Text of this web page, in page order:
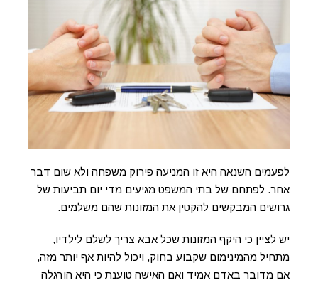
לפעמים השנאה היא זו המניעה פירוק משפחה ולא שום דבר
אחר. לפתחם של בתי המשפט מגיעים מדי יום תביעות של
גרושים המבקשים להקטין את המזונות שהם משלמים.
יש לציין כי היקף המזונות שכל אבא צריך לשלם לילדיו,
מתחיל מהמינימום שקבוע בחוק, ויכול להיות אף יותר מזה,
אם מדובר באדם אמיד ואם האישה טוענת כי היא הורגלה